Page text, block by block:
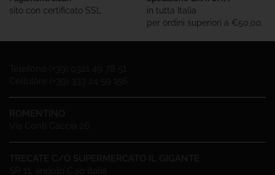
sito con certificato SSL
in tutta Italia
per ordini superiori a €50,00.